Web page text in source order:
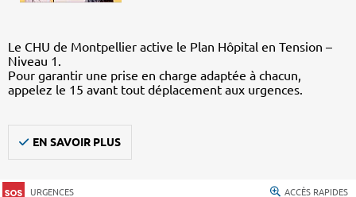
Le CHU de Montpellier active le Plan Hôpital en Tension –
Niveau 1.
Pour garantir une prise en charge adaptée à chacun,
appelez le 15 avant tout déplacement aux urgences.
EN SAVOIR PLUS
URGENCES ACCÈS RAPIDES